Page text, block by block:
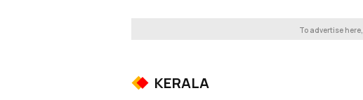
To advertise here,
KERALA